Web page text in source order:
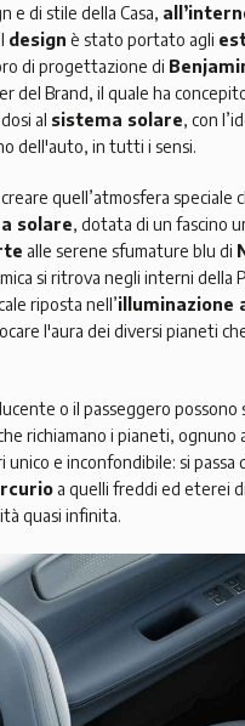
e di stile della Casa,
design è stato portato agli
di progettazione di
del Brand, il quale ha
al sistema solare, con
dell'auto, in tutti i sensi.
quell’atmosfera speciale
solare, dotata di un fascino
alle serene sfumature blu di
si ritrova negli interni della
riposta nell’illuminazione
l'aura dei diversi pianeti
o il passeggero possono
richiamano i pianeti, ognuno
unico e inconfondibile: si passa
a quelli freddi ed eterei di
quasi infinita.